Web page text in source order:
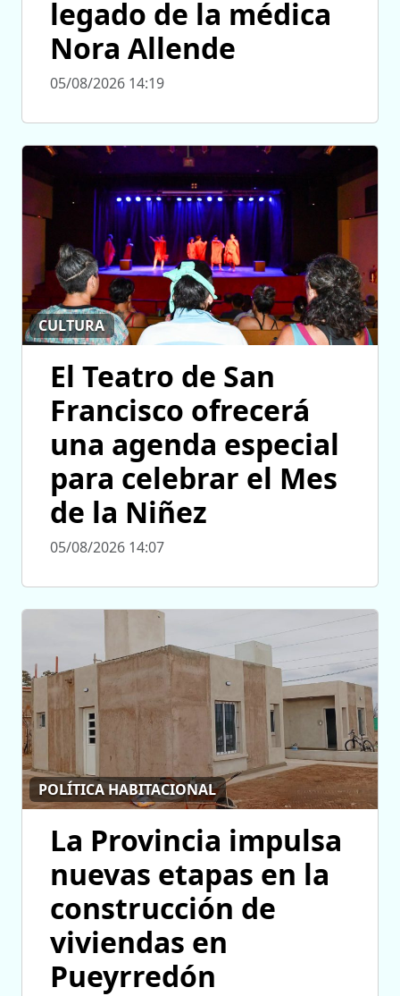
legado de la médica
Nora Allende
05/08/2026 14:19
CULTURA
El Teatro de San
Francisco ofrecerá
una agenda especial
para celebrar el Mes
de la Niñez
05/08/2026 14:07
POLÍTICA HABITACIONAL
La Provincia impulsa
nuevas etapas en la
construcción de
viviendas en
Pueyrredón